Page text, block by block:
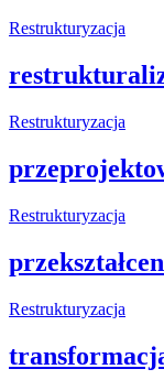
Restrukturyzacja
Restrukturyzacja
Restrukturyzacja
Restrukturyzacja